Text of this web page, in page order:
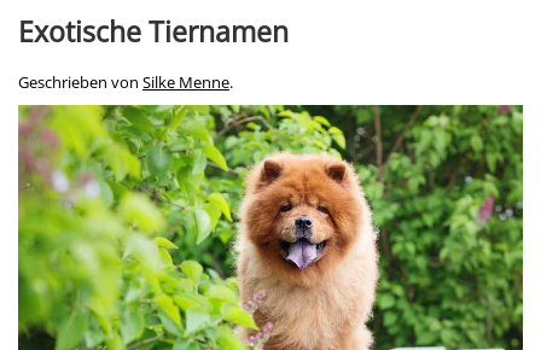
Exotische Tiernamen
Geschrieben von Silke Menne.